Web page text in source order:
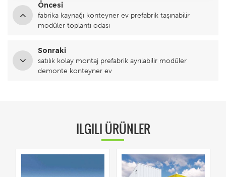
Öncesi
fabrika kaynağı konteyner ev prefabrik taşınabilir
modüler toplantı odası
Sonraki
satılık kolay montaj prefabrik ayrılabilir modüler
demonte konteyner ev
ILGILI ÜRÜNLER